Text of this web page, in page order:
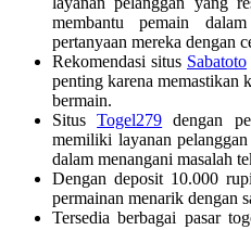
membantu pemain
pertanyaan mereka dengan
Rekomendasi situs Sabatoto
penting karena memastikan
bermain.
SitusTogel279 dengan
memiliki layanan
dalam menangani masalah
Dengan deposit 10.000
permainan menarik dengan
Tersedia berbagai pasar